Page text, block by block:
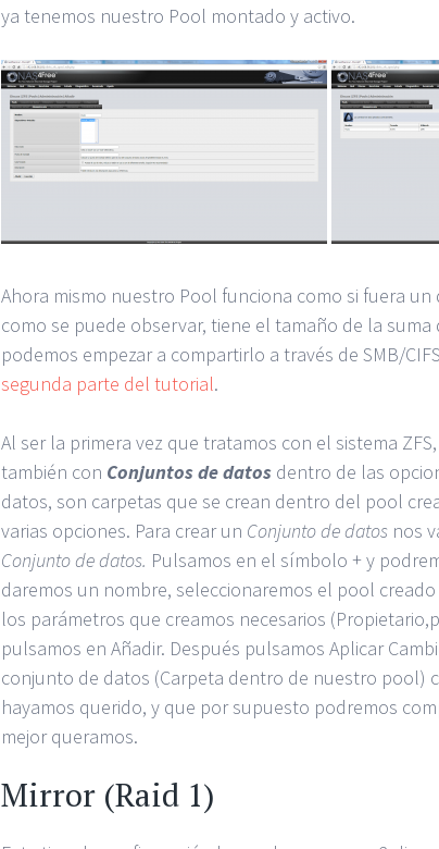
ya tenemos nuestro Pool montado y activo.
Ahora mismo nuestro Pool funciona como si fuera
como se puede observar, tiene el tamaño de la
podemos empezar a compartirlo a través de SMB/
segunda parte del tutorial.
Al ser la primera vez que tratamos con el sistema
también con Conjuntos de datos dentro de las
datos, son carpetas que se crean dentro del pool
varias opciones. Para crear un Conjunto de datos nos
Conjunto de datos. Pulsamos en el símbolo + y
daremos un nombre, seleccionaremos el pool
los parámetros que creamos necesarios
pulsamos en Añadir. Después pulsamos Aplicar
conjunto de datos (Carpeta dentro de nuestro pool)
hayamos querido, y que por supuesto podremos
mejor queramos.
Mirror (Raid 1)